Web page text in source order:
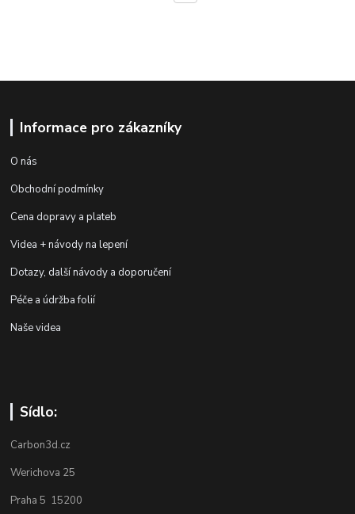
Informace pro zákazníky
O nás
Obchodní podmínky
Cena dopravy a plateb
Videa + návody na lepení
Dotazy, další návody a doporučení
Péče a údržba folií
Naše videa
Sídlo:
Carbon3d.cz
Werichova 25
Praha 5 15200